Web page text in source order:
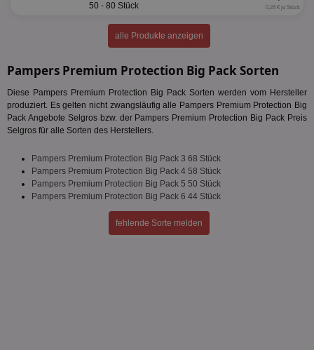
50 - 80 Stück 0,24 € je Stück
alle Produkte anzeigen
Pampers Premium Protection Big Pack Sorten
Diese Pampers Premium Protection Big Pack Sorten werden vom Hersteller
produziert. Es gelten nicht zwangsläufig alle Pampers Premium Protection Big
Pack Angebote Selgros bzw. der Pampers Premium Protection Big Pack Preis
Selgros für alle Sorten des Herstellers.
Pampers Premium Protection Big Pack 3 68 Stück
Pampers Premium Protection Big Pack 4 58 Stück
Pampers Premium Protection Big Pack 5 50 Stück
Pampers Premium Protection Big Pack 6 44 Stück
fehlende Sorte melden